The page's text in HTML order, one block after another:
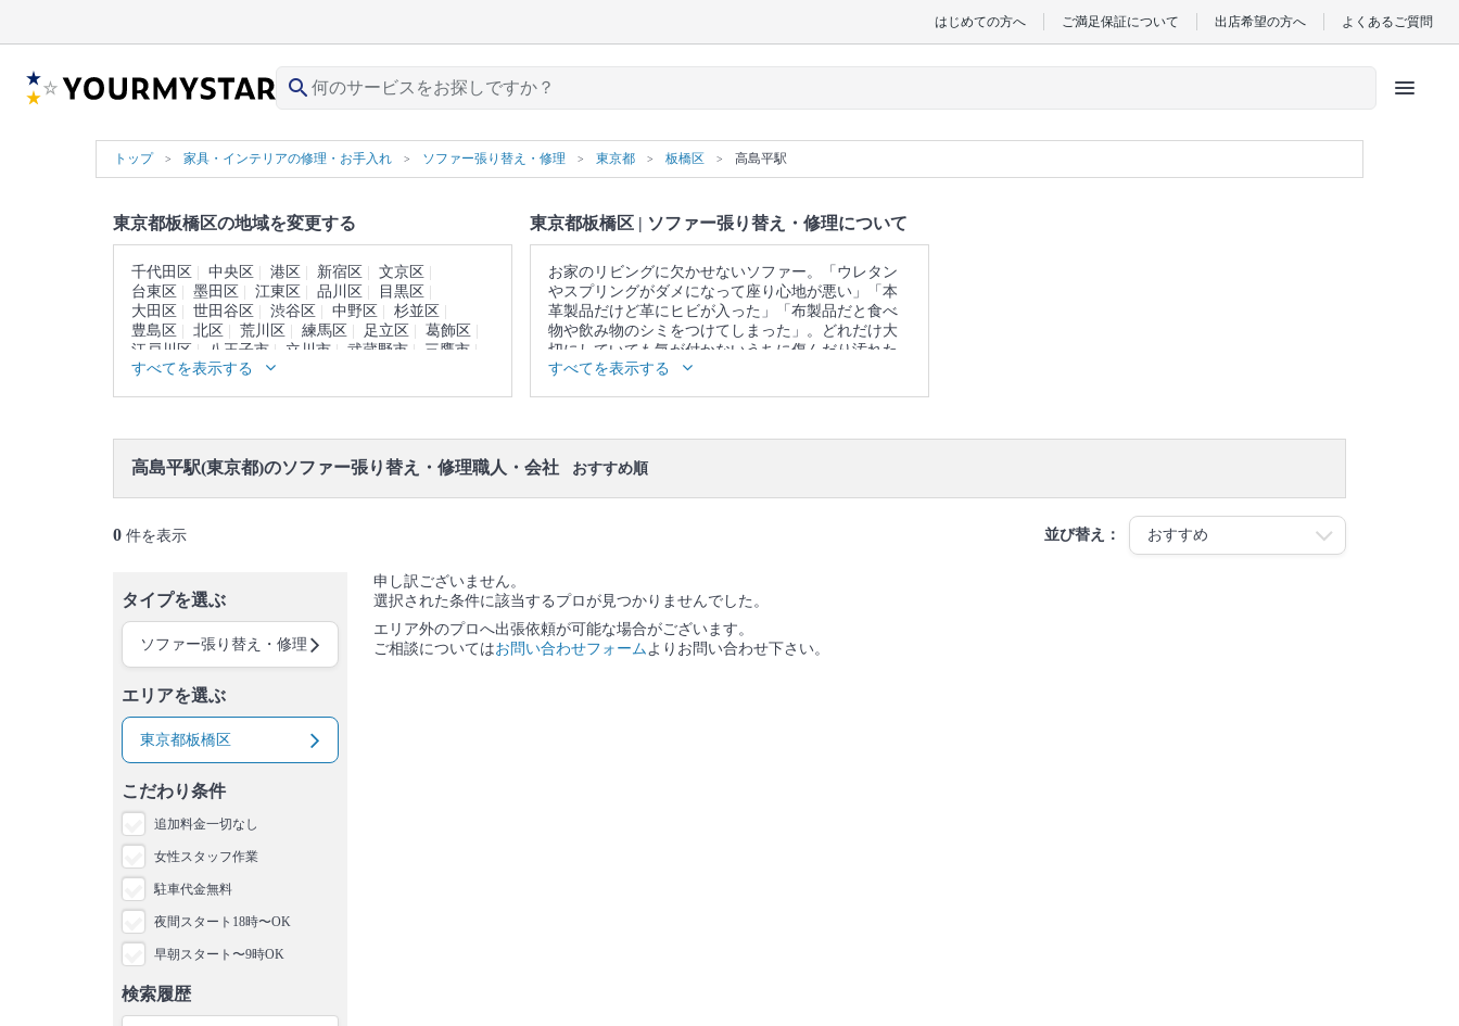
はじめての方へ ご満足保証について 出店希望の方へ よくあるご質問
search menu
トップ 家具・インテリアの修理・お手入れ ソファー張り替え・修理 東京都 板橋区 高島平駅
東京都板橋区の地域を変更する
千代田区 中央区 港区 新宿区
文京区
台東区
墨田区 江東区 品川区
目黒区
大田区
世田谷区 渋谷区 中野区
杉並区
豊島区
北区 荒川区 練馬区 足立区
葛飾区
江戸川区
八王子市 立川市 武蔵野市
三鷹市
青梅市
府中市 昭島市
大島町
利島村 新島村 神津島村
三宅島
すべてを表示する
東京都板橋区 | ソファー張り替え・修理について
お家のリビングに欠かせないソファー。「ウレタン
やスプリングがダメになって座り心地が悪い」「本
革製品だけど革にヒビが入った」「布製品だと食べ
物や飲み物のシミをつけてしまった」。どれだけ大
切にしていても気が付かないうちに傷んだり汚れた
りするものです。買い換えると新しいソファーの運
口コミもご参照ください。
すべてを表示する
高島平駅(東京都)のソファー張り替え・修理職人・会社 おすすめ順
0 件を表示 並び替え：
タイプを選ぶ
ソファー張り替え・修理
エリアを選ぶ
東京都板橋区
こだわり条件
追加料金一切なし
女性スタッフ作業
駐車代金無料
夜間スタート18時〜OK
早朝スタート〜9時OK
検索履歴
申し訳ございません。
選択された条件に該当するプロが見つかりませんでした。
エリア外のプロへ出張依頼が可能な場合がございます。
ご相談についてはお問い合わせフォームよりお問い合わせ下さい。